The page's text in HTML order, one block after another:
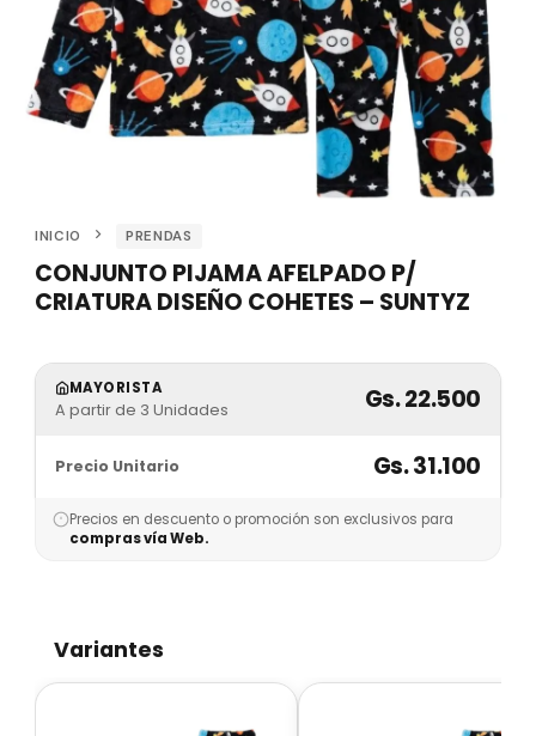
INICIO PRENDAS
CONJUNTO PIJAMA AFELPADO P/
CRIATURA DISEÑO COHETES – SUNTYZ
MAYORISTA
A partir de 3 Unidades Gs. 22.500
Precio Unitario Gs. 31.100
Precios en descuento o promoción son exclusivos para
compras vía Web.
Variantes